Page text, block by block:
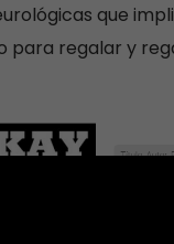
que
para regalar y